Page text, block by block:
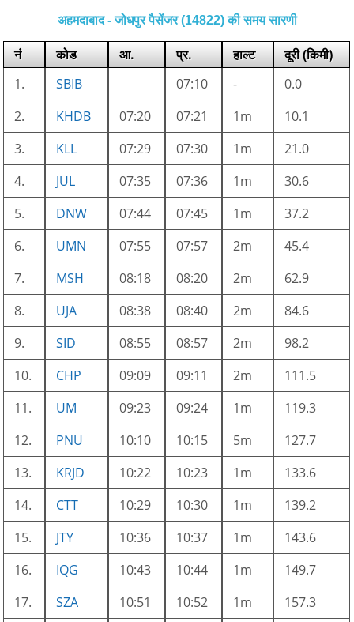
अहमदाबाद - जोधपुर पैसेंजर (14822) की समय सारणी
नं कोड आ. प्र. हाल्ट
दूरी (किमी)
1.
SBIB 07:10 -
0.0
2.
KHDB 07:20 07:21 1m
10.1
3.
KLL 07:29 07:30 1m
21.0
4.
JUL 07:35 07:36 1m
30.6
5.
DNW 07:44 07:45 1m
37.2
6.
UMN 07:55 07:57 2m
45.4
7.
MSH 08:18 08:20 2m
62.9
8.
UJA 08:38 08:40 2m
84.6
9.
SID 08:55 08:57 2m
98.2
10.
CHP 09:09 09:11 2m
111.5
11.
UM 09:23 09:24 1m
119.3
12.
PNU 10:10 10:15 5m
127.7
13.
KRJD 10:22 10:23 1m
133.6
14.
CTT 10:29 10:30 1m
139.2
15.
JTY 10:36 10:37 1m
143.6
16.
IQG 10:43 10:44 1m
149.7
17.
SZA 10:51 10:52 1m
157.3